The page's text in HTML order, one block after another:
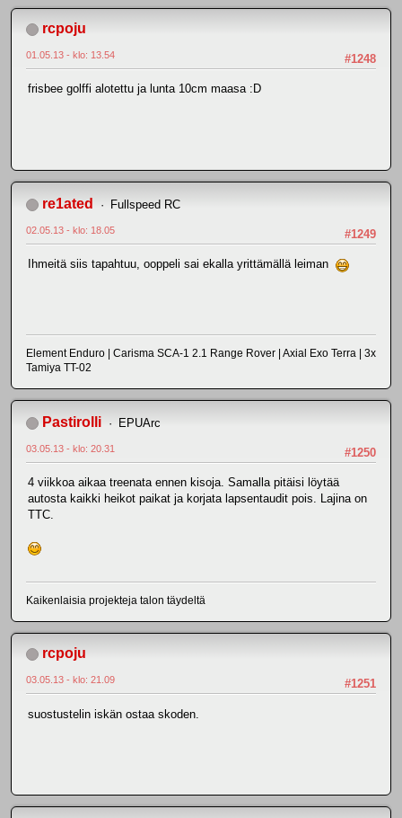
rcpoju
#1248
01.05.13 - klo: 13.54
frisbee golffi alotettu ja lunta 10cm maasa :D
re1ated Fullspeed RC
#1249
02.05.13 - klo: 18.05
Ihmeitä siis tapahtuu, ooppeli sai ekalla yrittämällä leiman
Element Enduro | Carisma SCA-1 2.1 Range Rover | Axial Exo Terra | 3x
Tamiya TT-02
Pastirolli EPUArc
#1250
03.05.13 - klo: 20.31
4 viikkoa aikaa treenata ennen kisoja. Samalla pitäisi löytää
autosta kaikki heikot paikat ja korjata lapsentaudit pois. Lajina on
TTC.
Kaikenlaisia projekteja talon täydeltä
rcpoju
#1251
03.05.13 - klo: 21.09
suostustelin iskän ostaa skoden.